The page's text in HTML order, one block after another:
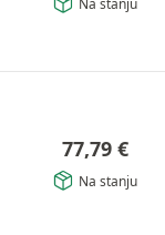
77,79 €
Na stanju